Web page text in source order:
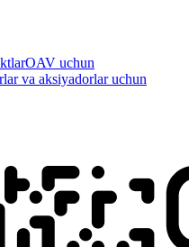
OAV uchun
va aksiyadorlar uchun